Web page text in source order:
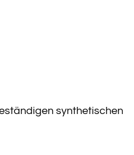
synthetischen